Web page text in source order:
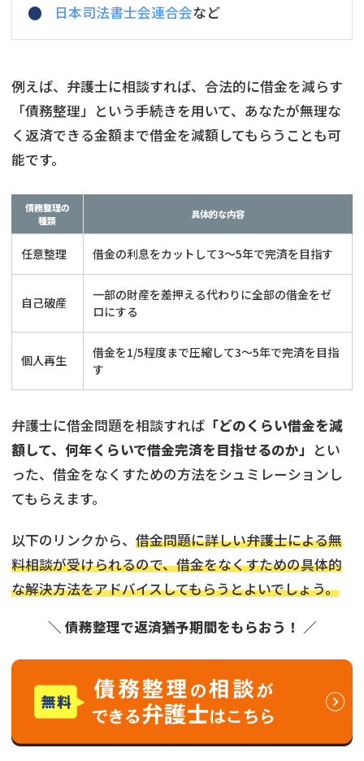
日本司法書士会連合会など
例えば、弁護士に相談すれば、合法的に借金を減らす
「債務整理」という手続きを用いて、あなたが無理な
く返済できる金額まで借金を減額してもらうことも可
能です。
債務整理の
種類
具体的な内容
任意整理 借金の利息をカットして3〜5年で完済を目指す
自己破産
一部の財産を差押える代わりに全部の借金をゼ
ロにする
個人再生
借金を1/5程度まで圧縮して3〜5年で完済を目指
す
弁護士に借金問題を相談すれば 「どのくらい借金を減
額して、何年くらいで借金完済を目指せるのか」 とい
った、借金をなくすための方法をシュミレーションし
てもらえます。
以下のリンクから、 借金問題に詳しい弁護士による無
料相談が受けられるので、借金をなくすための具体的
な解決方法をアドバイスしてもらうとよいでしょう。
＼ 債務整理で返済猶予期間をもらおう！ ／